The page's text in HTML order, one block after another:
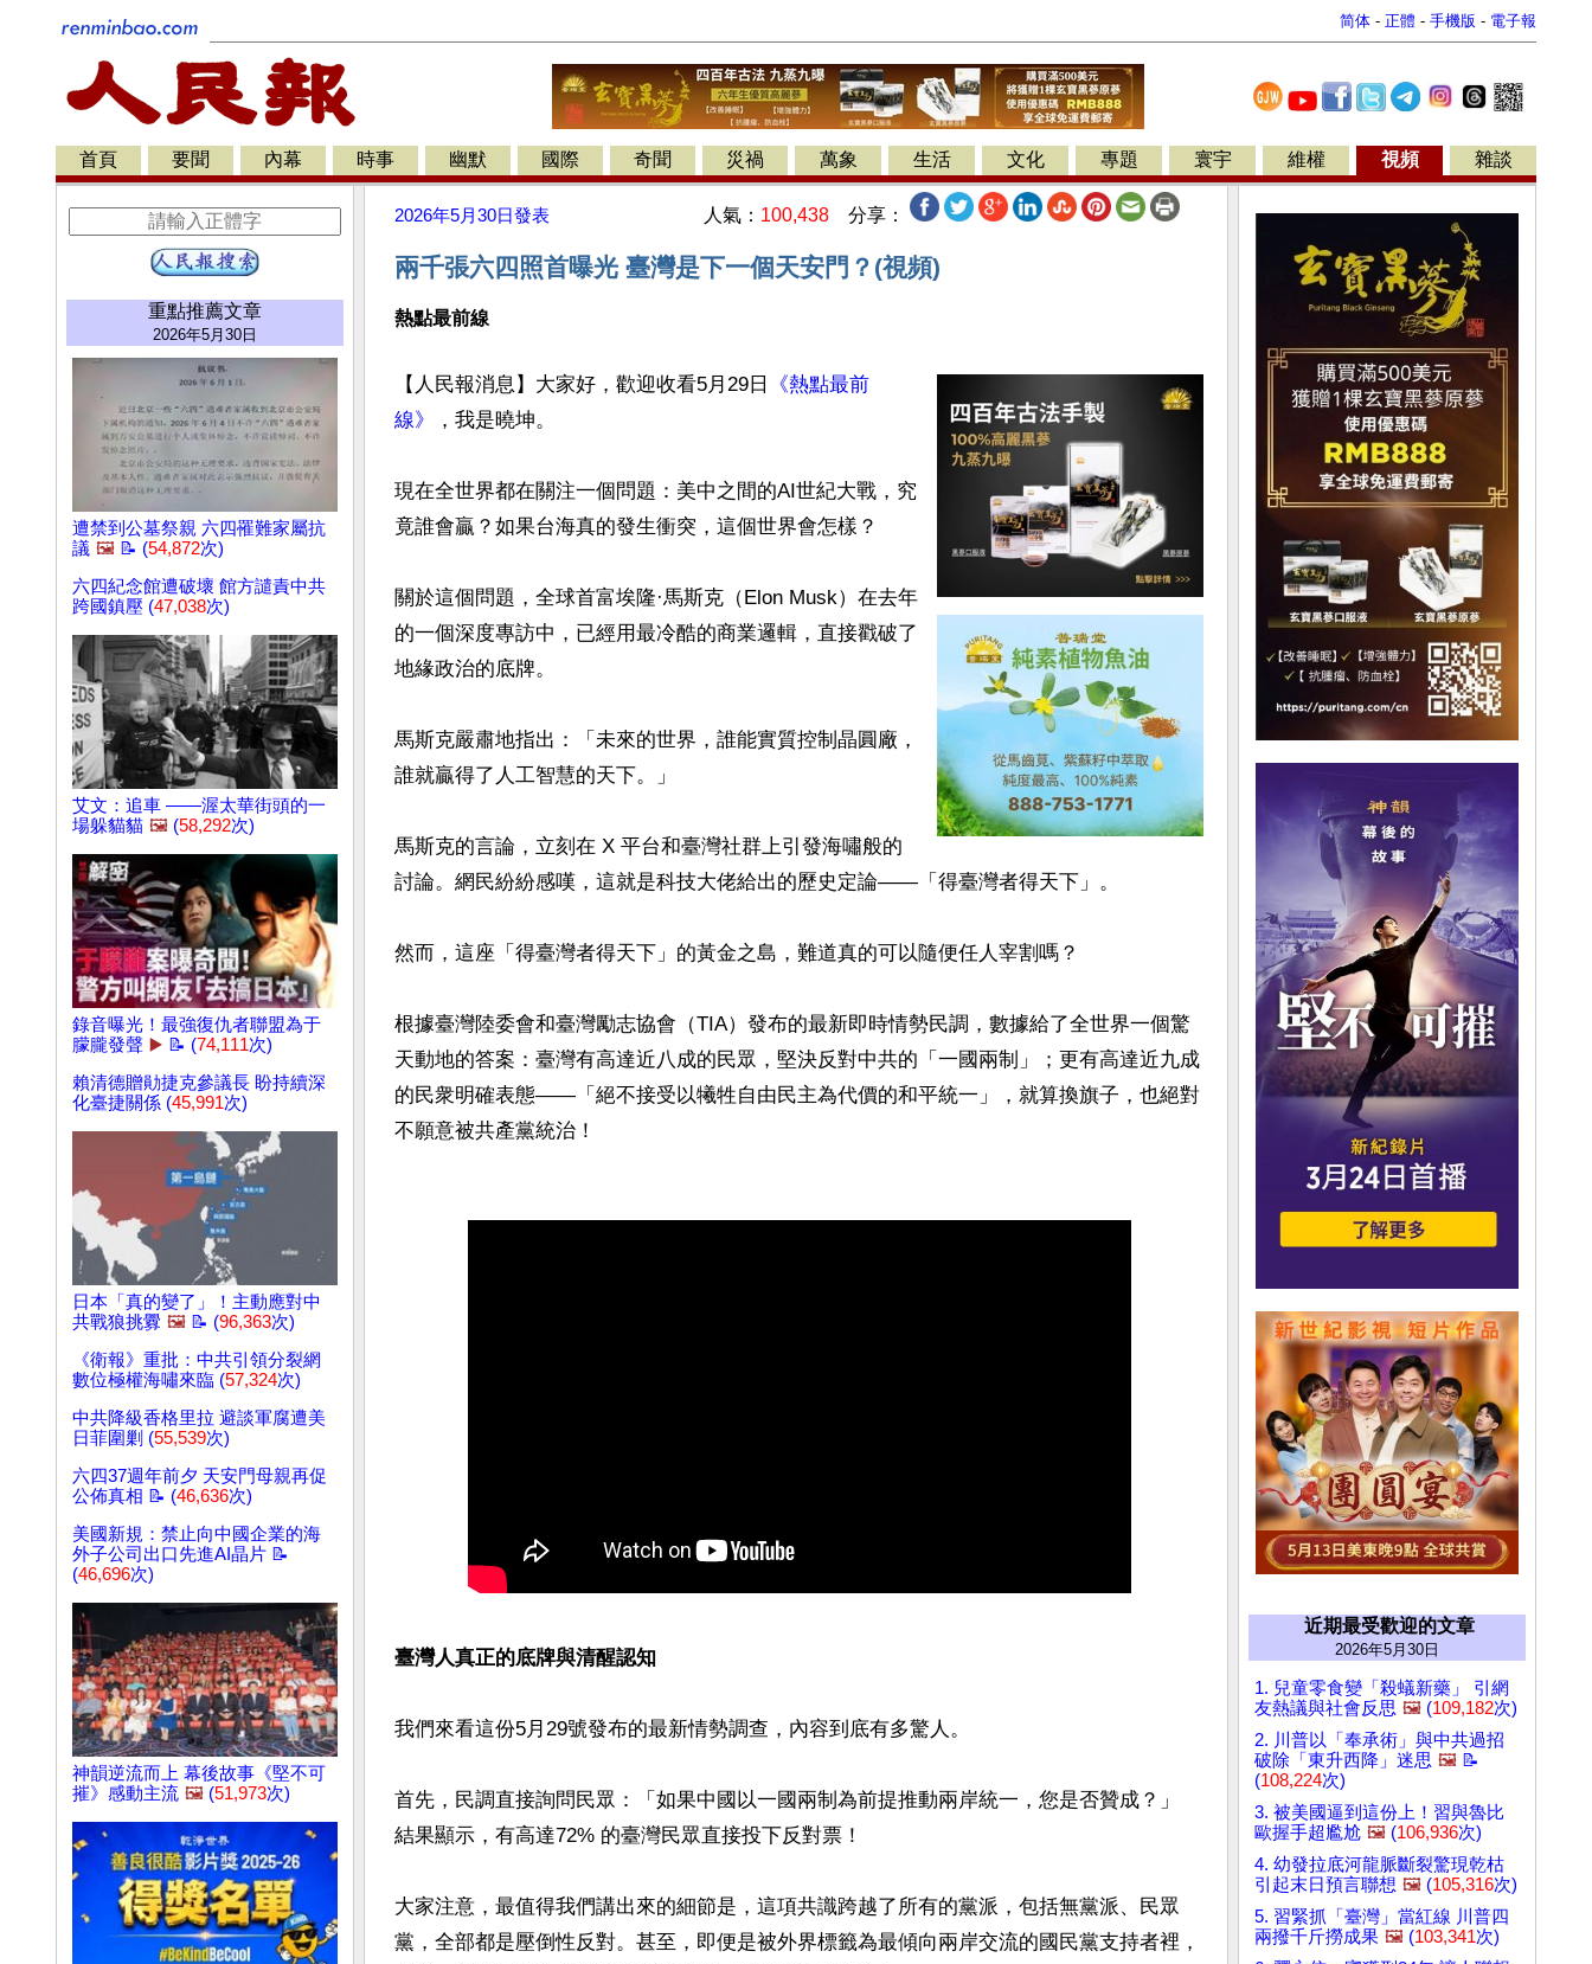
简体 - 正體 - 手機版 - 電子報
首頁 要聞 內幕 時事 幽默 國際 奇聞 災禍 萬象 生活 文化 專題 寰宇 維權 視頻 雜談
重點推薦文章
2026年5月30日
遭禁到公墓祭親 六四罹難家屬抗
議 🖼️ 📝 (54,872次)
六四紀念館遭破壞 館方譴責中共
跨國鎮壓 (47,038次)
艾文：追車 ——渥太華街頭的一
場躲貓貓 🖼️ (58,292次)
錄音曝光！最強復仇者聯盟為于
朦朧發聲 ▶️ 📝 (74,111次)
賴清德贈勛捷克參議長 盼持續深
化臺捷關係 (45,991次)
日本「真的變了」！主動應對中
共戰狼挑釁 🖼️ 📝 (96,363次)
《衛報》重批：中共引領分裂網
數位極權海嘯來臨 (57,324次)
中共降級香格里拉 避談軍腐遭美
日菲圍剿 (55,539次)
六四37週年前夕 天安門母親再促
公佈真相 📝 (46,636次)
美國新規：禁止向中國企業的海
外子公司出口先進AI晶片 📝
(46,696次)
神韻逆流而上 幕後故事《堅不可
摧》感動主流 🖼️ (51,973次)
2026年5月30日發表 人氣： 100,438 分享：
兩千張六四照首曝光 臺灣是下一個天安門？(視頻)
熱點最前線
【人民報消息】大家好，歡迎收看5月29日
《熱點最前
線》
，我是曉坤。
現在全世界都在關注一個問題：美中之間的AI世紀大戰，究
竟誰會贏？如果台海真的發生衝突，這個世界會怎樣？
關於這個問題，全球首富埃隆·馬斯克（Elon Musk）在去年
的一個深度專訪中，已經用最冷酷的商業邏輯，直接戳破了
地緣政治的底牌。
馬斯克嚴肅地指出：「未來的世界，誰能實質控制晶圓廠，
誰就贏得了人工智慧的天下。」
馬斯克的言論，立刻在 X 平台和臺灣社群上引發海嘯般的
討論。網民紛紛感嘆，這就是科技大佬給出的歷史定論——「得臺灣者得天下」。
然而，這座「得臺灣者得天下」的黃金之島，難道真的可以隨便任人宰割嗎？
根據臺灣陸委會和臺灣勵志協會（TIA）發布的最新即時情勢民調，數據給了全世界一個驚
天動地的答案：臺灣有高達近八成的民眾，堅決反對中共的「一國兩制」；更有高達近九成
的民衆明確表態——「絕不接受以犧牲自由民主為代價的和平統一」，就算換旗子，也絕對
不願意被共產黨統治！
臺灣人真正的底牌與清醒認知
我們來看這份5月29號發布的最新情勢調查，內容到底有多驚人。
首先，民調直接詢問民眾：「如果中國以一國兩制為前提推動兩岸統一，您是否贊成？」
結果顯示，有高達72% 的臺灣民眾直接投下反對票！
大家注意，最值得我們講出來的細節是，這項共識跨越了所有的黨派，包括無黨派、民眾
黨，全部都是壓倒性反對。甚至，即便是被外界標籤為最傾向兩岸交流的國民黨支持者裡，
近期最受歡迎的文章
2026年5月30日
1. 兒童零食變「殺蟻新藥」 引網
友熱議與社會反思 🖼️ (109,182次)
2. 川普以「奉承術」與中共過招
破除「東升西降」迷思 🖼️ 📝
(108,224次)
3. 被美國逼到這份上！習與魯比
歐握手超尷尬 🖼️ (106,936次)
4. 幼發拉底河龍脈斷裂驚現乾枯
引起末日預言聯想 🖼️ (105,316次)
5. 習緊抓「臺灣」當紅線 川普四
兩撥千斤撈成果 🖼️ (103,341次)